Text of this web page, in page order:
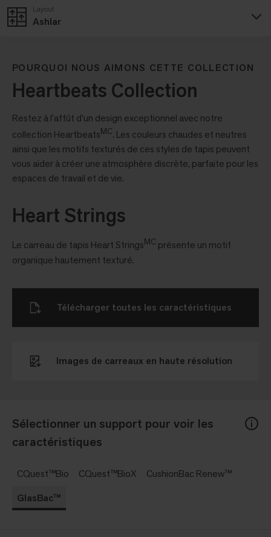
Ashlar
Layout
POURQUOI NOUS AIMONS CETTE COLLECTION
Heartbeats Collection
Restez à l’affût d’un design exceptionnel avec notre
collection HeartbeatsMC. Les couleurs chaudes et neutres
ainsi que les motifs texturés de ces styles de tapis peuvent
vous aider à créer une atmosphère discrète, parfaite pour les
espaces de travail et de vie.
Heart Strings
Le carreau de tapis Heart StringsMC présente un motif
organique hautement texturé.
Sélectionner un support pour voir les
caractéristiques
CQuest™Bio CQuest™BioX
CushionBac Renew™
GlasBac™
Images de carreaux en haute résolution
Télécharger toutes les caractéristiques